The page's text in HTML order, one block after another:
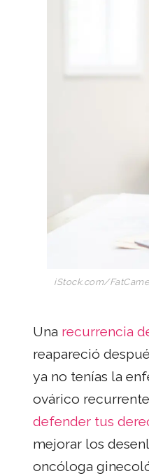
iStock.com/
Una recurrencia
reapareció
ya no tenías la
ovárico
defender tus
mejorar los
oncóloga